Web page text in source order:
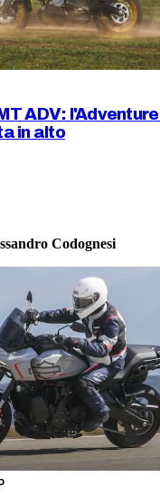
ADV:
in alto
Codognesi